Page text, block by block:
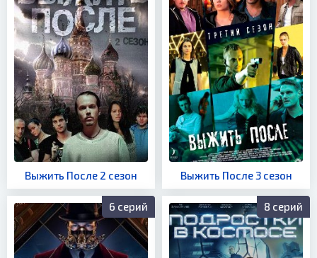
Выжить После 2 сезон Выжить После 3 сезон
6 серий 8 серий